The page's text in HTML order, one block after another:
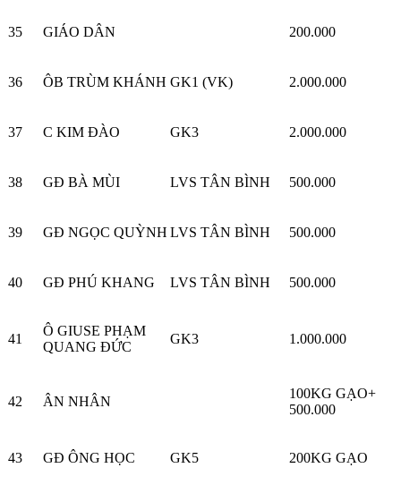
35 GIÁO DÂN 200.000
36 ÔB TRÙM KHÁNH GK1 (VK) 2.000.000
37 C KIM ĐÀO GK3 2.000.000
38 GĐ BÀ MÙI LVS TÂN BÌNH 500.000
39 GĐ NGỌC QUỲNH LVS TÂN BÌNH 500.000
40 GĐ PHÚ KHANG LVS TÂN BÌNH 500.000
41
Ô GIUSE PHẠM
QUANG ĐỨC
GK3 1.000.000
42 ÂN NHÂN
100KG GẠO+
500.000
43 GĐ ÔNG HỌC GK5 200KG GẠO